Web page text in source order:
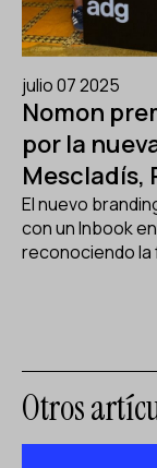
julio 07 2025
Nomon
por la
Mescladís,
El nuevo
con un Inbook
reconociendo la
Otros